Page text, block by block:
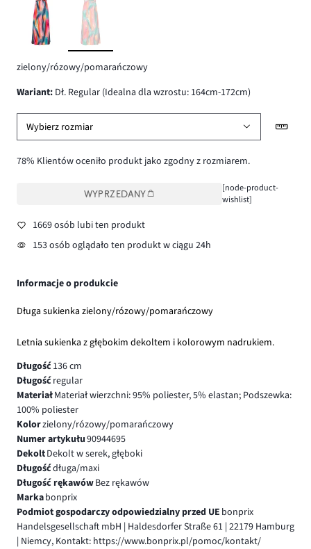
zielony/rózowy/pomarańczowy
wariant: Dł. Regular (Idealna dla wzrostu: 164cm-172cm)
Wybierz rozmiar
78% Klientów oceniło produkt jako zgodny z rozmiarem.
WYPRZEDANY
[node-product-
wishlist]
1669 osób lubi ten produkt
153 osób oglądało ten produkt w ciągu 24h
Informacje o produkcie
Długa sukienka zielony/rózowy/pomarańczowy
Letnia sukienka z głębokim dekoltem i kolorowym nadrukiem.
Długość136 cm
Długośćregular
MateriałMateriał wierzchni: 95% poliester, 5% elastan; Podszewka:
100% poliester
Kolorzielony/rózowy/pomarańczowy
Numer artykułu90944695
DekoltDekolt w serek, głęboki
Długośćdługa/maxi
Długość rękawówBez rękawów
Markabonprix
Podmiot gospodarczy odpowiedzialny przed UE bonprix
Handelsgesellschaft mbH | Haldesdorfer Straße 61 | 22179 Hamburg
| Niemcy, Kontakt: https://www.bonprix.pl/pomoc/kontakt/